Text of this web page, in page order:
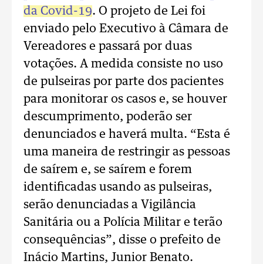
da Covid-19. O projeto de Lei foi
enviado pelo Executivo à Câmara de
Vereadores e passará por duas
votações. A medida consiste no uso
de pulseiras por parte dos pacientes
para monitorar os casos e, se houver
descumprimento, poderão ser
denunciados e haverá multa. “Esta é
uma maneira de restringir as pessoas
de saírem e, se saírem e forem
identificadas usando as pulseiras,
serão denunciadas a Vigilância
Sanitária ou a Polícia Militar e terão
consequências”, disse o prefeito de
Inácio Martins, Junior Benato.